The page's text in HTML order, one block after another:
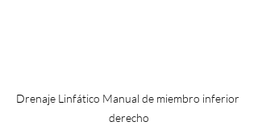
Drenaje Linfático Manual de miembro inferior
derecho